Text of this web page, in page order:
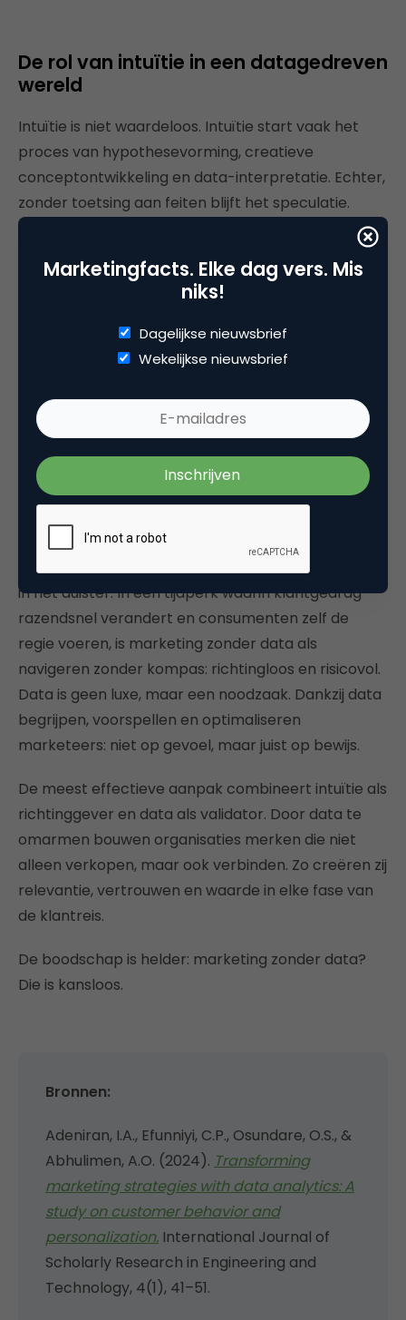
De rol van intuïtie in een datagedreven
wereld
Intuïtie is niet waardeloos. Intuïtie start vaak het
proces van hypothesevorming, creatieve
conceptontwikkeling en data-interpretatie. Echter,
zonder toetsing aan feiten blijft het speculatie.
Zoals Kahneman (2011) stelt: “Intuïtie is snel, maar
vaak fout.” Data corrigeert intuïtie en versterkt de
validiteit van beslissingen.
Een hybride benadering gebruikt intuïtie als
kompas en data als routekaart. Deze combinatie
blijkt het meest effectief: creativiteit en ervaring
krijgen richting, en organisaties onderbouwen
beslissingen met bewijs.
Zonder data is marketing een echo uit
het verleden
Intuïtieve marketing leeft, maar zonder data tast ze
in het duister. In een tijdperk waarin klantgedrag
razendsnel verandert en consumenten zelf de
regie voeren, is marketing zonder data als
navigeren zonder kompas: richtingloos en risicovol.
Data is geen luxe, maar een noodzaak. Dankzij data
begrijpen, voorspellen en optimaliseren
marketeers: niet op gevoel, maar juist op bewijs.
De meest effectieve aanpak combineert intuïtie als
richtinggever en data als validator. Door data te
omarmen bouwen organisaties merken die niet
alleen verkopen, maar ook verbinden. Zo creëren zij
relevantie, vertrouwen en waarde in elke fase van
de klantreis.
De boodschap is helder: marketing zonder data?
Die is kansloos.
Bronnen:
Adeniran, I.A., Efunniyi, C.P., Osundare, O.S., &
Abhulimen, A.O. (2024). Transforming
marketing strategies with data analytics: A
study on customer behavior and
personalization. International Journal of
Scholarly Research in Engineering and
Technology, 4(1), 41–51.
Marketingfacts. Elke dag vers. Mis
niks!
Dagelijkse nieuwsbrief
Wekelijkse nieuwsbrief